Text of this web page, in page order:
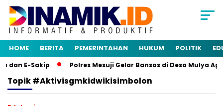
HOME BERITA PEMERINTAHAN HUKUM POLITIK
dan E-Sakip Polres Mesuji Gelar Bansos di Desa Mulya
Topik#aktivisgmkidwikisimbolon